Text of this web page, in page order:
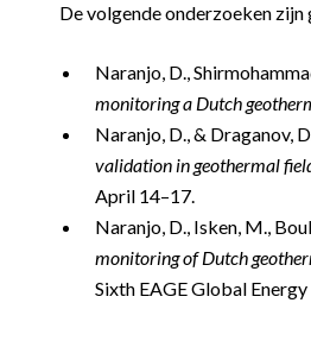
De volgende onderzoeken
Naranjo, D.,
monitoring a Dutch
Naranjo, D., & Draganov,
validation in geothermal
April 14–17.
Naranjo, D., Isken, M.,
monitoring of Dutch
Sixth EAGE Global